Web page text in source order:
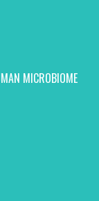
MICROBIOME